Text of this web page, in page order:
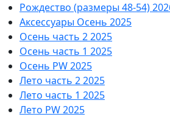
Рождество (размеры 48-54)
Аксессуары Осень 2025
Осень часть 2 2025
Осень часть 1 2025
Осень PW 2025
Лето часть 2 2025
Лето часть 1 2025
Лето PW 2025